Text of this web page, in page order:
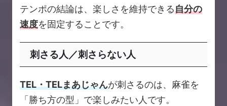
テンポの結論は、楽しさを維持できる自分の
速度を固定することです。
刺さる人／刺さらない人
TEL・TELまあじゃんが刺さるのは、麻雀を
「勝ち方の型」で楽しみたい人です。